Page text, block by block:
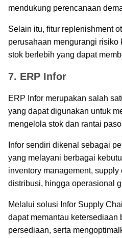
mendukung perencanaan
Selain itu, fitur replenishment
perusahaan mengurangi risiko
stok berlebih yang dapat
7. ERP Infor
ERP Infor merupakan salah
yang dapat digunakan untuk
mengelola stok dan rantai
Infor sendiri dikenal sebagai
yang melayani berbagai
inventory management, supply
distribusi, hingga operasional
Melalui solusi Infor Supply
dapat memantau ketersediaan
persediaan, serta